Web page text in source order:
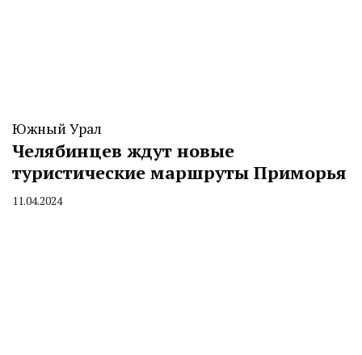
Южный Урал
Челябинцев ждут новые
туристические маршруты Приморья
By
11.04.2024